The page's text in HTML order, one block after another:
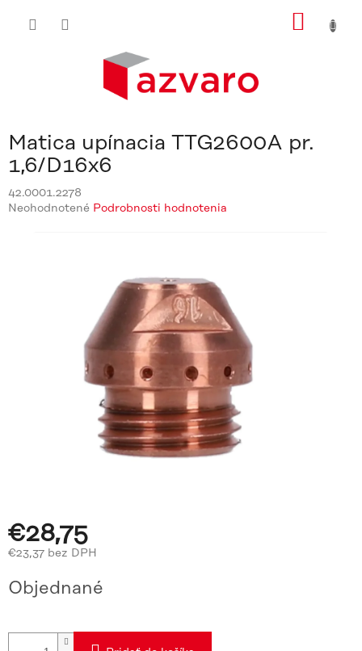
Matica upínacia TTG2600A pr.
1,6/D16x6
42.0001.2278
Priemerné
Neohodnotené Podrobnosti hodnotenia
€28,75
€23,37 bez DPH
cena:
Objednané